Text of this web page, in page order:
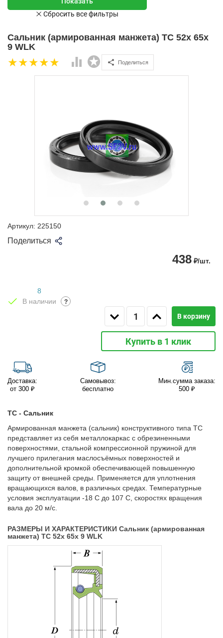
Сальник (армированная манжета) TC 52x 65x
9 WLK
Поделиться
Артикул: 225150
Поделиться
438 ₽/шт.
8
В наличии
?
В корзину
Купить в 1 клик
Доставка:
от 300 ₽
Самовывоз:
бесплатно
Мин.сумма заказа:
500 ₽
TC - Сальник
Армированная манжета (сальник) конструктивного типа TC
представляет из себя металлокаркас с обрезиненными
поверхностями, стальной компрессионной пружиной для
лучшего прилегания маслосъёмных поверхностей и
дополнительной кромкой обеспечивающей повышенную
защиту от внешней среды. Применяется для уплотнения
вращающихся валов, в различных средах. Температурные
условия эксплуатации -18 С до 107 С, скоростях вращения
вала до 20 м/с.
РАЗМЕРЫ И ХАРАКТЕРИСТИКИ Сальник (армированная
манжета) TC 52x 65x 9 WLK